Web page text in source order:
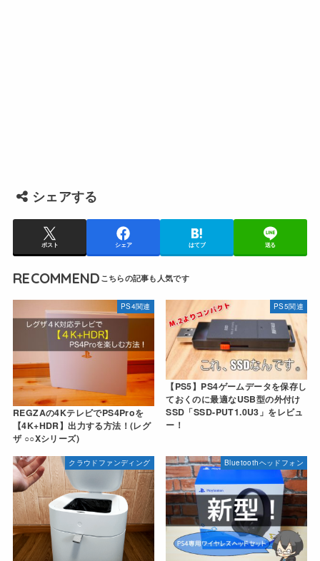
シェアする
ポスト シェア はてブ 送る
RECOMMEND
PS4関連
REGZAの4KテレビでPS4Proを
【4K+HDR】出力する方法！(レグ
ザ ○○Xシリーズ)
PS5関連
【PS5】PS4ゲームデータを保存し
ておくのに最適なUSB型の外付け
SSD「SSD-PUT1.0U3」をレビュ
ー！
クラウドファンディング Bluetoothヘッドフォン